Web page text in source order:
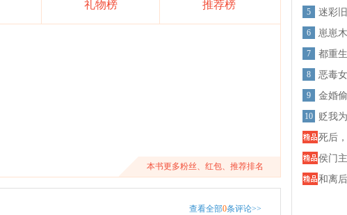
礼物榜 推荐榜
本书更多粉丝、红包、推荐排名
查看全部0条评论>>
5 迷彩
6 崽崽
7 都重
8 恶毒
9 金婚
10 贬我
死后
侯门
精 和离